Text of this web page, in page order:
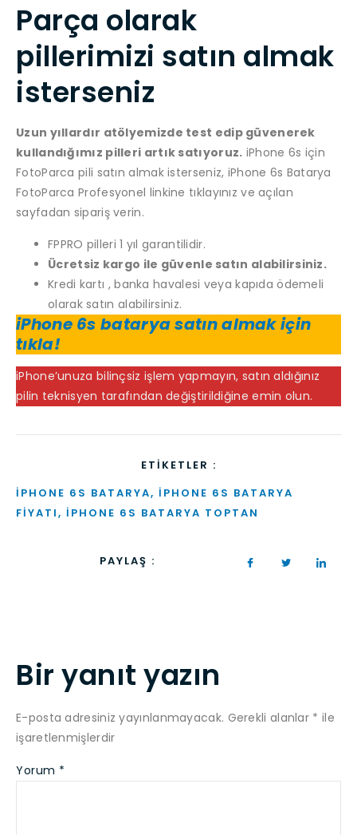
Parça olarak
pillerimizi satın almak
isterseniz
Uzun yıllardır atölyemizde test edip güvenerek
kullandığımız pilleri artık satıyoruz. iPhone 6s için
FotoParca pili satın almak isterseniz, iPhone 6s Batarya
FotoParca Profesyonel linkine tıklayınız ve açılan
sayfadan sipariş verin.
FPPRO pilleri 1 yıl garantilidir.
Ücretsiz kargo ile güvenle satın alabilirsiniz.
Kredi kartı , banka havalesi veya kapıda ödemeli
olarak satın alabilirsiniz.
iPhone 6s batarya satın almak için
tıkla!
iPhone’unuza bilinçsiz işlem yapmayın, satın aldığınız
pilin teknisyen tarafından değiştirildiğine emin olun.
ETIKETLER :
IPHONE 6S BATARYA, IPHONE 6S BATARYA
FIYATI, IPHONE 6S BATARYA TOPTAN
PAYLAŞ :
Bir yanıt yazın
E-posta adresiniz yayınlanmayacak. Gerekli alanlar * ile
işaretlenmişlerdir
Yorum *